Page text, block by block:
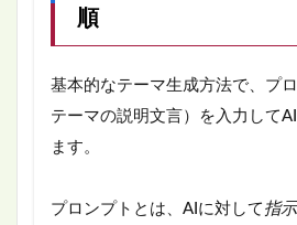
順
基本的なテーマ生成方法で、プ
テーマの説明文言）を入力して
ます。
プロンプトとは、AIに対して 指